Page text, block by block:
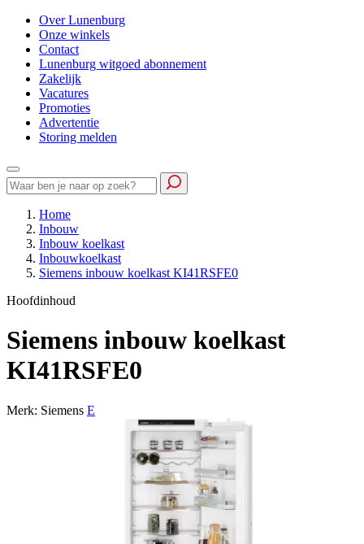
Over Lunenburg
Onze winkels
Contact
Lunenburg witgoed abonnement
Zakelijk
Vacatures
Promoties
Advertentie
Storing melden
Home
Inbouw
Inbouw koelkast
Inbouwkoelkast
Siemens inbouw koelkast KI41RSFE0
Hoofdinhoud
Siemens inbouw koelkast
KI41RSFE0
Merk: Siemens E